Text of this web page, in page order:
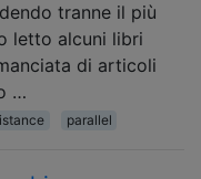
tranne il più
letto alcuni libri
di articoli
…
parallel